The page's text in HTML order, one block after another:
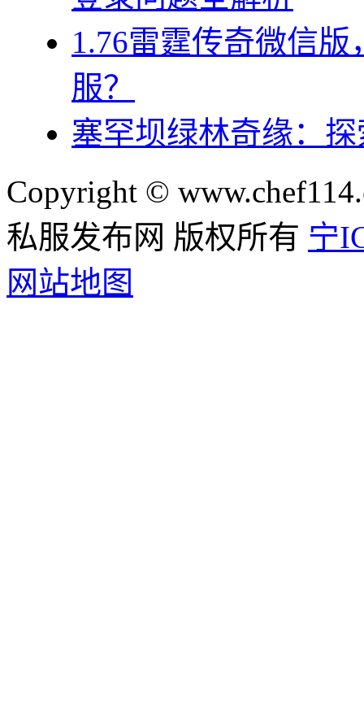
1.76雷霆传奇微信
服？
塞罕坝绿林奇缘：
Copyright ©
私服发布网 版权所有 宁
网站地图